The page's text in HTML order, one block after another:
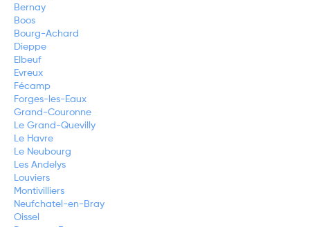
Bernay
Boos
Bourg-Achard
Dieppe
Elbeuf
Evreux
Fécamp
Forges-les-Eaux
Grand-Couronne
Le Grand-Quevilly
Le Havre
Le Neubourg
Les Andelys
Louviers
Montivilliers
Neufchatel-en-Bray
Oissel